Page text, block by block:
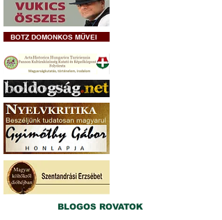
BOTZ DOMONKOS MŰVEI
BLOGOS ROVATOK